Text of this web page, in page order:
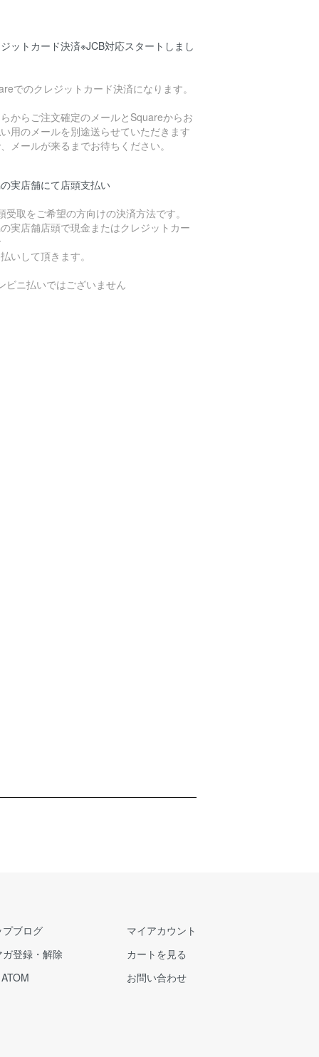
ットカード決済※JCB対応スタートしまし
でのクレジットカード決済になります。
からご注文確定のメールとSquareからお
用のメールを別途送らせていただきます
メールが来るまでお待ちください。
実店舗にて店頭支払い
受取をご希望の方向けの決済方法です。
実店舗店頭で現金またはクレジットカー
いして頂きます。
ビニ払いではございません
プブログ
ガ登録・解除
ATOM
マイアカウント
カートを見る
お問い合わせ